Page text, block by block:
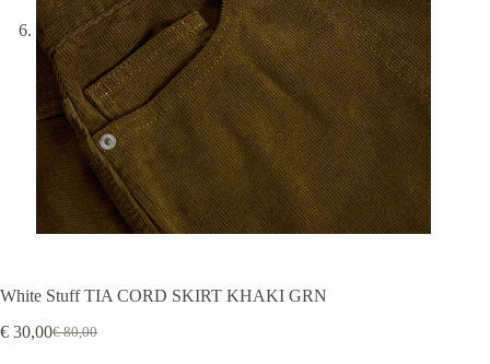
White Stuff TIA CORD SKIRT KHAKI GRN
€80,00
Oorspronkelijke
€ 30,00Huidige